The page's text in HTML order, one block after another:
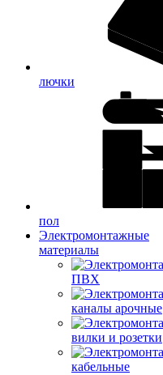
лючки
пол
Электромонтажные
материалы
ПВХ
каналы арочные
вилки и розетки
кабельные